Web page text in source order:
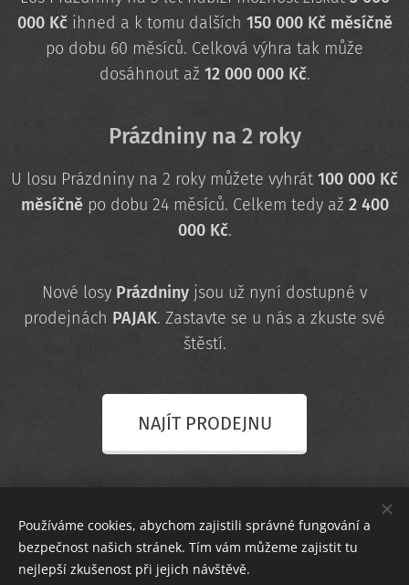
000 Kčihned a k tomu dalších 150 000 Kč měsíčně
po dobu 60 měsíců. Celková výhra tak může
dosáhnout až 12 000 000 Kč.
Prázdniny na 2 roky
U losu Prázdniny na 2 roky můžete vyhrát 100 000 Kč
měsíčněpo dobu 24 měsíců. Celkem tedy až 2 400
000 Kč.
Nové losy Prázdniny jsou už nyní dostupné v
prodejnách PAJAK. Zastavte se u nás a zkuste své
štěstí.
NAJÍT PRODEJNU
Používáme cookies, abychom zajistili správné fungování a
bezpečnost našich stránek. Tím vám můžeme zajistit tu
nejlepší zkušenost při jejich návštěvě.